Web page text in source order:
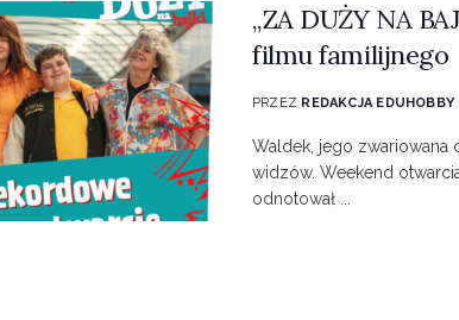
„ZA DUŻY NA
filmu familijnego
PRZEZ REDAKCJA EDUHOBBY
Waldek, jego zwariowana
widzów. Weekend
odnotował ...